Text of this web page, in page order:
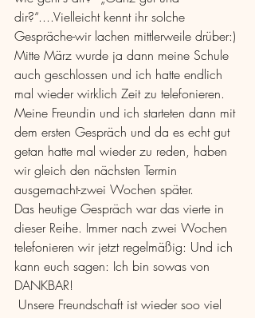
dir?“....Vielleicht kennt ihr solche
Gespräche-wir lachen mittlerweile drüber:)
Mitte März wurde ja dann meine Schule
auch geschlossen und ich hatte endlich
mal wieder wirklich Zeit zu telefonieren.
Meine Freundin und ich starteten dann mit
dem ersten Gespräch und da es echt gut
getan hatte mal wieder zu reden, haben
wir gleich den nächsten Termin
ausgemacht-zwei Wochen später.
Das heutige Gespräch war das vierte in
dieser Reihe. Immer nach zwei Wochen
telefonieren wir jetzt regelmäßig: Und ich
kann euch sagen: Ich bin sowas von
DANKBAR!